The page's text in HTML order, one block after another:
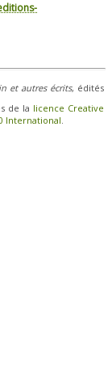
et autres écrits, édités
de la licence Creative
International.